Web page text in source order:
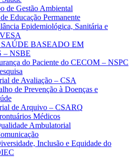
de Gestão Ambiental
Educação Permanente
Epidemiológica, Sanitária e
BASEADO EM
– NSBE
do Paciente do CECOM – NSPC
de Avaliação – CSA
de Prevenção à Doenças e
de Arquivo – CSARQ
Médicos
Ambulatorial
Inclusão e Equidade do